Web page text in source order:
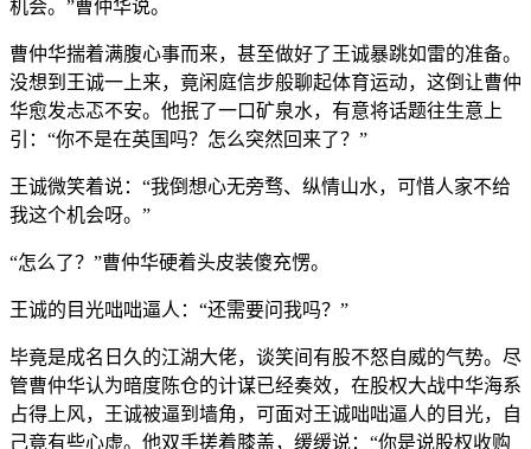
机会。”曹仲华说。
曹仲华揣着满腹心事而来，甚至做好了王诚暴跳如雷的准备。
没想到王诚一上来，竟闲庭信步般聊起体育运动，这倒让曹仲
华愈发忐忑不安。他抿了一口矿泉水，有意将话题往生意上
引：“你不是在英国吗？怎么突然回来了？”
王诚微笑着说：“我倒想心无旁骛、纵情山水，可惜人家不给
我这个机会呀。”
“怎么了？”曹仲华硬着头皮装傻充愣。
王诚的目光咄咄逼人：“还需要问我吗？”
毕竟是成名日久的江湖大佬，谈笑间有股不怒自威的气势。尽
管曹仲华认为暗度陈仓的计谋已经奏效，在股权大战中华海系
占得上风，王诚被逼到墙角，可面对王诚咄咄逼人的目光，自
己竟有些心虚。他双手搓着膝盖，缓缓说：“你是说股权收购